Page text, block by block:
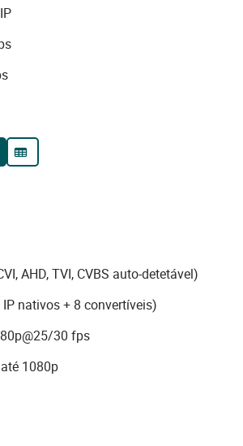
AHD, TVI, CVBS auto-detetável)
nativos + 8 convertíveis)
30 fps
1080p